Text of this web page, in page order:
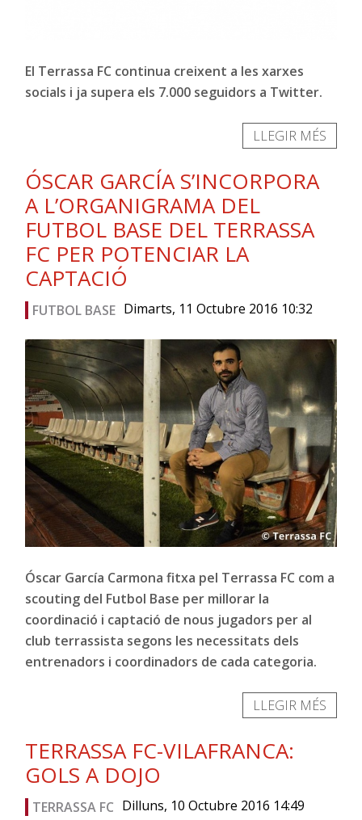
El Terrassa FC continua creixent a les xarxes
socials i ja supera els 7.000 seguidors a Twitter.
LLEGIR MÉS
ÓSCAR GARCÍA S’INCORPORA
A L’ORGANIGRAMA DEL
FUTBOL BASE DEL TERRASSA
FC PER POTENCIAR LA
CAPTACIÓ
FUTBOL BASE Dimarts, 11 Octubre 2016 10:32
Óscar García Carmona fitxa pel Terrassa FC com a
scouting del Futbol Base per millorar la
coordinació i captació de nous jugadors per al
club terrassista segons les necessitats dels
entrenadors i coordinadors de cada categoria.
LLEGIR MÉS
TERRASSA FC-VILAFRANCA:
GOLS A DOJO
TERRASSA FC Dilluns, 10 Octubre 2016 14:49